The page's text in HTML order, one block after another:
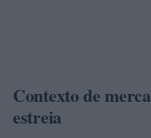
Contexto de
estreia